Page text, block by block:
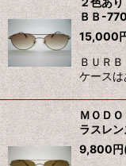
ＢＢ-
15,000
ＢＵＲ
ケース
ＭＯＤ
ラスレン
9,800円